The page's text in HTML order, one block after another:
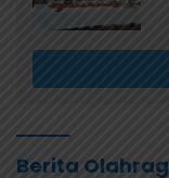
Berita